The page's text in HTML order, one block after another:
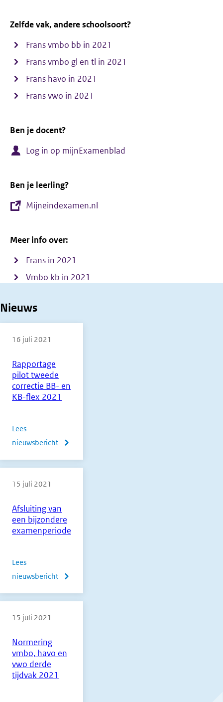
Zelfde vak, andere schoolsoort?
Frans vmbo bb in 2021
Frans vmbo gl en tl in 2021
Frans havo in 2021
Frans vwo in 2021
Ben je docent?
Log in op mijnExamenblad
Ben je leerling?
Mijneindexamen.nl
Meer info over:
Frans in 2021
Vmbo kb in 2021
Nieuws
Rapportage
pilot tweede
correctie BB- en
KB-flex 2021
16 juli 2021
Lees
nieuwsbericht
over
pilot
BB-
en
Afsluiting van
een bijzondere
examenperiode
15 juli 2021
Lees
nieuwsbericht
over
van
Normering
vmbo, havo en
vwo derde
tijdvak 2021
15 juli 2021